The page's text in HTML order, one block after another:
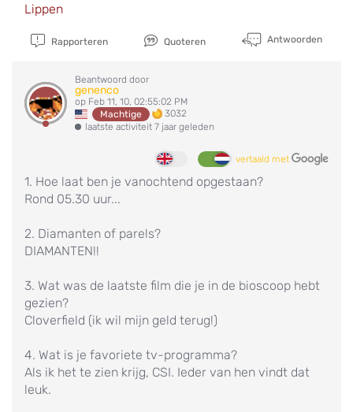
Lippen
Rapporteren Quoteren Antwoorden
Beantwoord door
genenco
op Feb 11, 10, 02:55:02 PM
Machtige
3032
laatste activiteit 7 jaar geleden
vertaald met
1. Hoe laat ben je vanochtend opgestaan?
Rond 05.30 uur...
2. Diamanten of parels?
DIAMANTEN!!
3. Wat was de laatste film die je in de bioscoop hebt
gezien?
Cloverfield (ik wil mijn geld terug!)
4. Wat is je favoriete tv-programma?
Als ik het te zien krijg, CSI. Ieder van hen vindt dat
leuk.